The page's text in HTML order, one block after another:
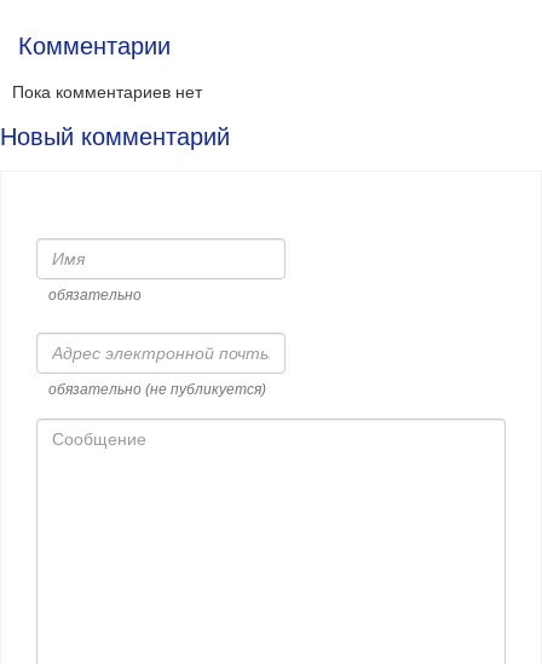
Комментарии
Пока комментариев нет
Новый комментарий
Имя
обязательно
Адрес
электронной
почты
обязательно (не публикуется)
Сообщение